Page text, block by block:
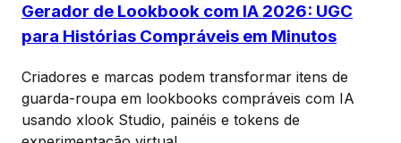
Gerador de Lookbook com IA 2026: UGC
para Histórias Compráveis em Minutos
Criadores e marcas podem transformar itens de
guarda-roupa em lookbooks compráveis com IA
usando xlook Studio, painéis e tokens de